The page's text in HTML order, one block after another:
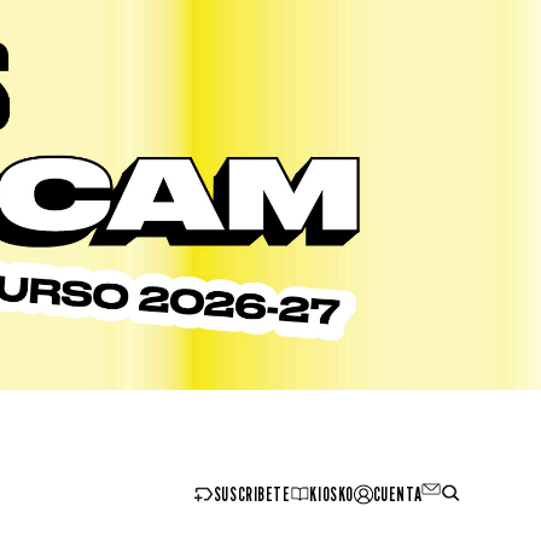
SUSCRIBETE KIOSKO CUENTA